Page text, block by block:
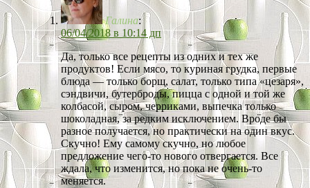
Галина:
06/04/2018 в 10:14 дп
Да, только все рецепты из одних и тех же
продуктов! Если мясо, то куриная грудка, первые
блюда — только борщ, салат, только типа «цезаря»,
сэндвичи, бутерброды, пицца с одной и той же
колбасой, сыром, черриками, выпечка только
шоколадная, за редким исключением. Вроде бы
разное получается, но практически на один вкус.
Скучно! Ему самому скучно, но любое
предложение чего-то нового отвергается. Все
ждала, что изменится, но пока не очень-то
меняется.